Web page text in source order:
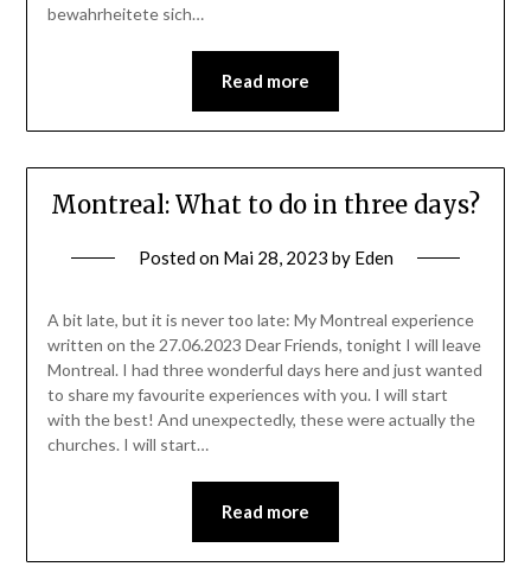
bewahrheitete sich…
Read more
Montreal: What to do in three days?
Posted on Mai 28, 2023 by Eden
A bit late, but it is never too late: My Montreal experience
written on the 27.06.2023 Dear Friends, tonight I will leave
Montreal. I had three wonderful days here and just wanted
to share my favourite experiences with you. I will start
with the best! And unexpectedly, these were actually the
churches. I will start…
Read more